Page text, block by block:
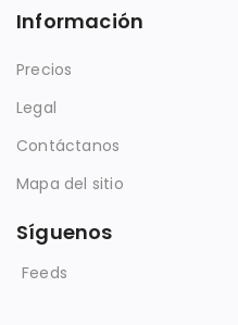
Información
Precios
Legal
Contáctanos
Mapa del sitio
Síguenos
Feeds